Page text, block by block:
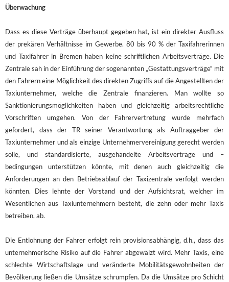
Überwachung
Dass es diese Verträge überhaupt gegeben hat, ist ein direkter Ausfluss
der prekären Verhältnisse im Gewerbe. 80 bis 90 % der Taxifahrerinnen
und Taxifahrer in Bremen haben keine schriftlichen Arbeitsverträge. Die
Zentrale sah in der Einführung der sogenannten „Gestattungsverträge“ mit
den Fahrern eine Möglichkeit des direkten Zugriffs auf die Angestellten der
Taxiunternehmer, welche die Zentrale finanzieren. Man wollte so
Sanktionierungsmöglichkeiten haben und gleichzeitig arbeitsrechtliche
Vorschriften umgehen. Von der Fahrervertretung wurde mehrfach
gefordert, dass der TR seiner Verantwortung als Auftraggeber der
Taxiunternehmer und als einzige Unternehmervereinigung gerecht werden
solle, und standardisierte, ausgehandelte Arbeitsverträge und –
bedingungen unterstützen könnte, mit denen auch gleichzeitig die
Anforderungen an den Betriebsablauf der Taxizentrale verfolgt werden
könnten. Dies lehnte der Vorstand und der Aufsichtsrat, welcher im
Wesentlichen aus Taxiunternehmern besteht, die zehn oder mehr Taxis
betreiben, ab.
Die Entlohnung der Fahrer erfolgt rein provisionsabhängig, d.h., dass das
unternehmerische Risiko auf die Fahrer abgewälzt wird. Mehr Taxis, eine
schlechte Wirtschaftslage und veränderte Mobilitätsgewohnheiten der
Bevölkerung ließen die Umsätze schrumpfen. Da die Umsätze pro Schicht